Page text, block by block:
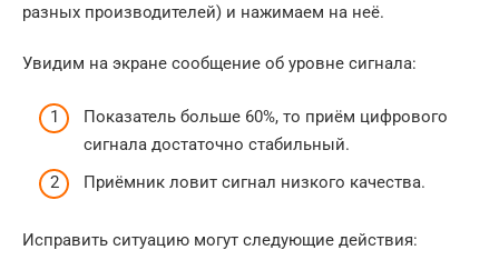
разных производителей) и нажимаем на неё.
Увидим на экране сообщение об уровне сигнала:
Показатель больше 60%, то приём цифрового
сигнала достаточно стабильный.
Приёмник ловит сигнал низкого качества.
Исправить ситуацию могут следующие действия: